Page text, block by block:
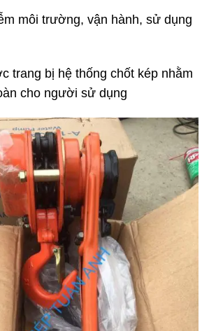
môi trường, vận hành, sử dụng
trang bị hệ thống chốt kép nhằm
cho người sử dụng